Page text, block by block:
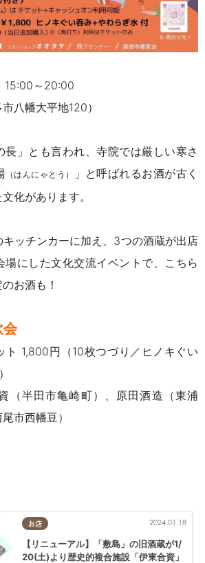
～20:00
八幡大平地120）
長 」とも言われ、寺院では厳しい寒さ
（はんにゃとう） 」と呼ばれるお酒が古く
化があります。
ッチンカーに加え、3つの酒蔵が出店
場にした文化交流イベントで、こちら
お酒も！
会
1,800円（10枚つづり／ヒノキぐい
（半田市亀崎町）、原田酒造（東浦
市西幡豆）
お店 2024.01.18
【リニューアル】「敷島」の旧酒蔵が1/
20(土)より歴史的複合施設「伊東合資」